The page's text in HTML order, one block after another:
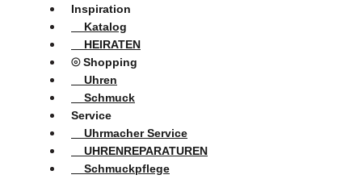
Inspiration
Katalog
HEIRATEN
⦾ Shopping
Uhren
Schmuck
Service
Uhrmacher Service
UHRENREPARATUREN
Schmuckpflege